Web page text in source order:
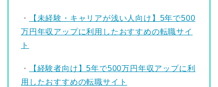
・
【未経験・キャリアが浅い人向け】5年で500
万円年収アップに利用したおすすめの転職サイ
ト
・
【経験者向け】5年で500万円年収アップに利
用したおすすめの転職サイト